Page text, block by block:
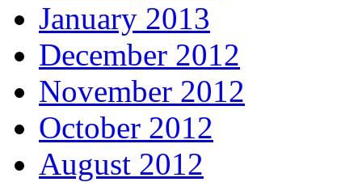
January 2013
December 2012
November 2012
October 2012
August 2012